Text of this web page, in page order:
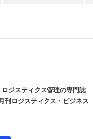
ロジスティクス管理の専門誌
月刊ロジスティクス・ビジネス